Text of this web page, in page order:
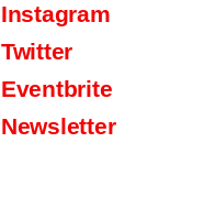
Instagram
Twitter
Eventbrite
Newsletter